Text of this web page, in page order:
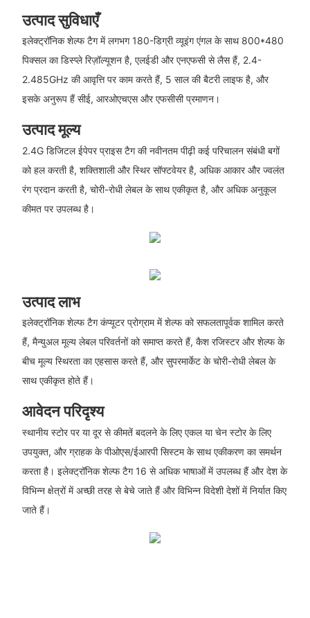
उत्पाद सुविधाएँ
इलेक्ट्रॉनिक शेल्फ टैग में लगभग 180-डिग्री व्यूइंग एंगल के साथ 800*480
पिक्सल का डिस्प्ले रिज़ॉल्यूशन है, एलईडी और एनएफसी से लैस हैं, 2.4-
2.485GHz की आवृत्ति पर काम करते हैं, 5 साल की बैटरी लाइफ है, और
इसके अनुरूप हैं सीई, आरओएचएस और एफसीसी प्रमाणन।
उत्पाद मूल्य
2.4G डिजिटल ईपेपर प्राइस टैग की नवीनतम पीढ़ी कई परिचालन संबंधी बगों
को हल करती है, शक्तिशाली और स्थिर सॉफ्टवेयर है, अधिक आकार और ज्वलंत
रंग प्रदान करती है, चोरी-रोधी लेबल के साथ एकीकृत है, और अधिक अनुकूल
कीमत पर उपलब्ध है।
उत्पाद लाभ
इलेक्ट्रॉनिक शेल्फ टैग कंप्यूटर प्रोग्राम में शेल्फ को सफलतापूर्वक शामिल करते
हैं, मैन्युअल मूल्य लेबल परिवर्तनों को समाप्त करते हैं, कैश रजिस्टर और शेल्फ के
बीच मूल्य स्थिरता का एहसास करते हैं, और सुपरमार्केट के चोरी-रोधी लेबल के
साथ एकीकृत होते हैं।
आवेदन परिदृश्य
स्थानीय स्टोर पर या दूर से कीमतें बदलने के लिए एकल या चेन स्टोर के लिए
उपयुक्त, और ग्राहक के पीओएस/ईआरपी सिस्टम के साथ एकीकरण का समर्थन
करता है। इलेक्ट्रॉनिक शेल्फ टैग 16 से अधिक भाषाओं में उपलब्ध हैं और देश के
विभिन्न क्षेत्रों में अच्छी तरह से बेचे जाते हैं और विभिन्न विदेशी देशों में निर्यात किए
जाते हैं।